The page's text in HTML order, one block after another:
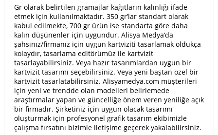
Gr olarak belirtilen gramajlar kağıtların kalınlığı ifade
etmek için kullanılmaktadır. 350 gr’lar standart olarak
kabul edilmekte, 700 gr ürün ise standarta göre daha
kalın düşünenler için uygundur. Alisya Medya’da
şahsınız/firmanız için uygun kartviziti tasarlamak oldukça
kolaydır, tasarlama editörümüz ile kartvizit
tasarlayabilirsiniz. Veya hazır tasarımlardan uygun bir
kartvizit tasarımı seçebilirsiniz. Veya yeni baştan özel bir
kartvizit tasarlatabilirsiniz. Alisyamedya.com müşterileri
için yeni ve trendde olan modelleri belirlemede
araştırmalar yapan ve güncelliğe önem veren yeniliğe açık
bir firmadır. Şirketiniz için uygun olacak tasarımı
oluşturmak için profesyonel grafik tasarım ekibimizle
çalışma fırsatını bizimle iletişime geçerek yakalabilirsiniz.